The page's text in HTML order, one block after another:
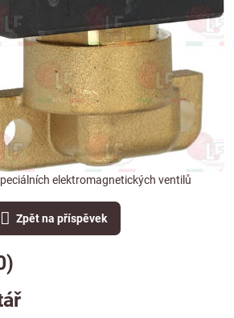
elektromagnetických ventilů
Zpět na příspěvek